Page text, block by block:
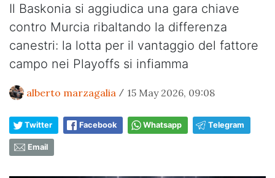
Il Baskonia si aggiudica una gara chiave
contro Murcia ribaltando la differenza
canestri: la lotta per il vantaggio del fattore
campo nei Playoffs si infiamma
alberto marzagalia / 15 May 2026, 09:08
Twitter Facebook Whatsapp Telegram
Email